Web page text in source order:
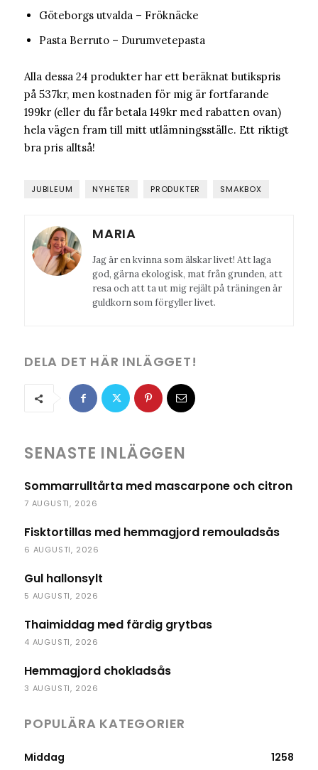
Göteborgs utvalda – Fröknäcke
Pasta Berruto – Durumvetepasta
Alla dessa 24 produkter har ett beräknat butikspris
på 537kr, men kostnaden för mig är fortfarande
199kr (eller du får betala 149kr med rabatten ovan)
hela vägen fram till mitt utlämningsställe. Ett riktigt
bra pris alltså!
JUBILEUM NYHETER PRODUKTER SMAKBOX
MARIA
Jag är en kvinna som älskar livet! Att laga
god, gärna ekologisk, mat från grunden, att
resa och att ta ut mig rejält på träningen är
guldkorn som förgyller livet.
DELA DET HÄR INLÄGGET!
SENASTE INLÄGGEN
Sommarrulltårta med mascarpone och citron
7 AUGUSTI, 2026
Fisktortillas med hemmagjord remouladsås
6 AUGUSTI, 2026
Gul hallonsylt
5 AUGUSTI, 2026
Thaimiddag med färdig grytbas
4 AUGUSTI, 2026
Hemmagjord chokladsås
3 AUGUSTI, 2026
POPULÄRA KATEGORIER
Middag
1258